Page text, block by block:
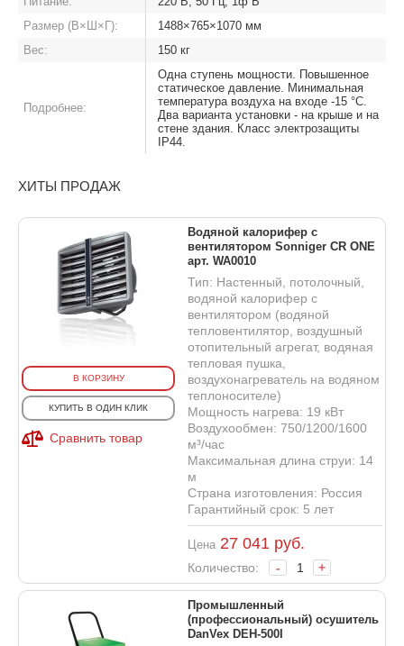
Размер (В×Ш×Г):
1488×765×1070 мм
Вес:
150 кг
Подробнее:
Одна ступень мощности. Повышенное
статическое давление. Минимальная
температура воздуха на входе -15 °C.
Два варианта установки - на крыше и на
стене здания. Класс электрозащиты
IP44.
ХИТЫ ПРОДАЖ
В КОРЗИНУ
КУПИТЬ В ОДИН КЛИК
Сравнить товар
Водяной калорифер с
вентилятором Sonniger CR ONE
арт. WA0010
Тип: Настенный, потолочный,
водяной калорифер с
вентилятором (водяной
тепловентилятор, воздушный
отопительный агрегат, водяная
тепловая пушка,
воздухонагреватель на водяном
теплоносителе)
Мощность нагрева: 19 кВт
Воздухообмен: 750/1200/1600
м³/час
Максимальная длина струи: 14
м
Страна изготовления: Россия
Гарантийный срок: 5 лет
Цена 27 041 руб.
Количество: - +
Промышленный
(профессиональный) осушитель
DanVex DEH-500I